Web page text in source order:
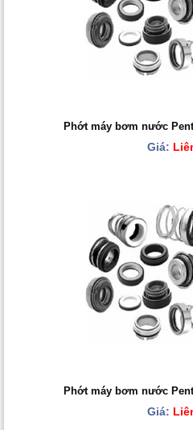
Phớt máy bơm nước
Giá:
Phớt máy bơm nước
Giá: